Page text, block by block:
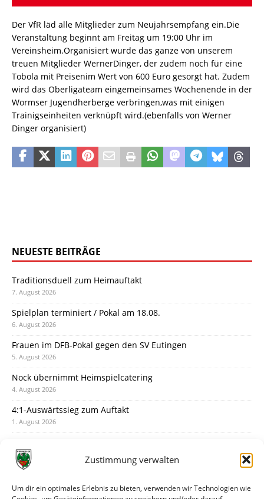
Zustimmung verwalten
Um dir ein optimales Erlebnis zu bieten, verwenden wir Technologien wie
Der VfR läd alle Mitglieder zum Neujahrsempfang ein.Die
Veranstaltung beginnt am Freitag um 19:00 Uhr im
Vereinsheim.Organisiert wurde das ganze von unserem
treuen Mitglieder WernerDinger, der zudem noch für eine
Tobola mit Preisenim Wert von 600 Euro gesorgt hat. Zudem
wird das Oberligateam eingemeinsames Wochenende in der
Wormser Jugendherberge verbringen,was mit einigen
Trainigseinheiten verknüpft wird.(ebenfalls von Werner
Dinger organisiert)
NEUESTE BEITRÄGE
Traditionsduell zum Heimauftakt
7. August 2026
Spielplan terminiert / Pokal am 18.08.
6. August 2026
Frauen im DFB-Pokal gegen den SV Eutingen
5. August 2026
Nock übernimmt Heimspielcatering
4. August 2026
4:1-Auswärtssieg zum Auftakt
1. August 2026
31. Juli 2026
30. Juli 2026